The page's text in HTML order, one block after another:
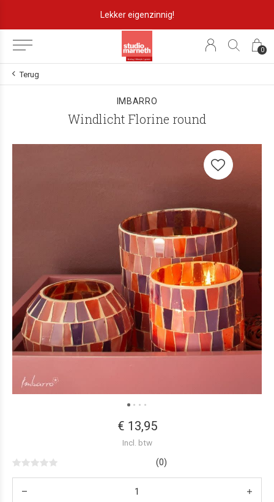
0
Lekker eigenzinnig!
Terug
IMBARRO
Windlicht Florine round
€ 13,95
Incl. btw
(0)